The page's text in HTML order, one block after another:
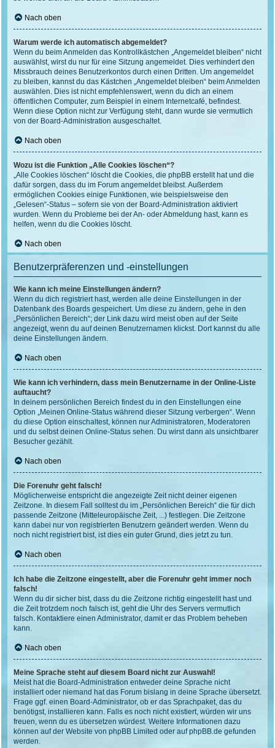
Nach oben
Warum werde ich automatisch abgemeldet?
Wenn du beim Anmelden das Kontrollkästchen „Angemeldet bleiben“ nicht
auswählst, wirst du nur für eine Sitzung angemeldet. Dies verhindert den
Missbrauch deines Benutzerkontos durch einen Dritten. Um angemeldet
zu bleiben, kannst du das Kästchen „Angemeldet bleiben“ beim Anmelden
auswählen. Dies ist nicht empfehlenswert, wenn du dich an einem
öffentlichen Computer, zum Beispiel in einem Internetcafé, befindest.
Wenn diese Option nicht zur Verfügung steht, dann wurde sie vermutlich
von der Board-Administration ausgeschaltet.
Nach oben
Wozu ist die Funktion „Alle Cookies löschen“?
„Alle Cookies löschen“ löscht die Cookies, die phpBB erstellt hat und die
dafür sorgen, dass du im Forum angemeldet bleibst. Außerdem
ermöglichen Cookies einige Funktionen, wie beispielsweise den
„Gelesen“-Status – sofern sie von der Board-Administration aktiviert
wurden. Wenn du Probleme bei der An- oder Abmeldung hast, kann es
helfen, wenn du die Cookies löscht.
Nach oben
Benutzerpräferenzen und -einstellungen
Wie kann ich meine Einstellungen ändern?
Wenn du dich registriert hast, werden alle deine Einstellungen in der
Datenbank des Boards gespeichert. Um diese zu ändern, gehe in den
„Persönlichen Bereich“; der Link dazu wird meist oben auf der Seite
angezeigt, wenn du auf deinen Benutzernamen klickst. Dort kannst du alle
deine Einstellungen ändern.
Nach oben
Wie kann ich verhindern, dass mein Benutzername in der Online-Liste
auftaucht?
In deinem persönlichen Bereich findest du in den Einstellungen eine
Option „Meinen Online-Status während dieser Sitzung verbergen“. Wenn
du diese Option einschaltest, können nur Administratoren, Moderatoren
und du selbst deinen Online-Status sehen. Du wirst dann als unsichtbarer
Besucher gezählt.
Nach oben
Die Forenuhr geht falsch!
Möglicherweise entspricht die angezeigte Zeit nicht deiner eigenen
Zeitzone. In diesem Fall solltest du im „Persönlichen Bereich“ die für dich
passende Zeitzone (Mitteleuropäische Zeit, ...) festlegen. Die Zeitzone
kann dabei nur von registrierten Benutzern geändert werden. Wenn du
noch nicht registriert bist, ist dies ein guter Grund, dies jetzt zu tun.
Nach oben
Ich habe die Zeitzone eingestellt, aber die Forenuhr geht immer noch
falsch!
Wenn du dir sicher bist, dass du die Zeitzone richtig eingestellt hast und
die Zeit trotzdem noch falsch ist, geht die Uhr des Servers vermutlich
falsch. Kontaktiere einen Administrator, damit er das Problem beheben
kann.
Nach oben
Meine Sprache steht auf diesem Board nicht zur Auswahl!
Meist hat die Board-Administration entweder deine Sprache nicht
installiert oder niemand hat das Forum bislang in deine Sprache übersetzt.
Frage ggf. einen Board-Administrator, ob er das Sprachpaket, das du
benötigst, installieren kann. Falls es noch nicht existiert, würden wir uns
freuen, wenn du es übersetzen würdest. Weitere Informationen dazu
können auf der Website von phpBB Limited oder aufphpBB.de gefunden
werden.